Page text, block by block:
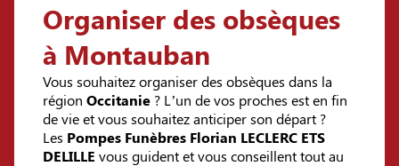
Organiser des obsèques
à Montauban
Vous souhaitez organiser des obsèques dans la
région Occitanie ? L’un de vos proches est en fin
de vie et vous souhaitez anticiper son départ ?
Les Pompes Funèbres Florian LECLERC ETS
DELILLE vous guident et vous conseillent tout au